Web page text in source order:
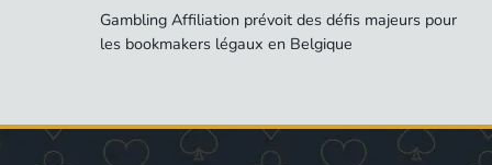
Gambling Affiliation prévoit des défis majeurs pour
les bookmakers légaux en Belgique